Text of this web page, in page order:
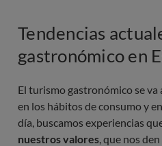
Tendencias
gastronómico en
El turismo gastronómico se va
en los hábitos de consumo y
día, buscamos experiencias
nuestros valores, que nos